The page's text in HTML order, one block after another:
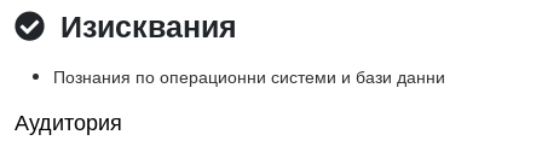
Изисквания
Познания по операционни системи и бази данни
Аудитория